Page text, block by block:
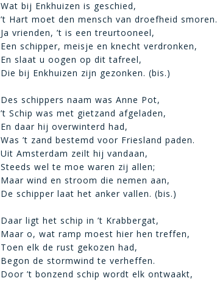
Wat bij Enkhuizen is geschied,
’t Hart moet den mensch van droefheid smoren.
Ja vrienden, ’t is een treurtooneel,
Een schipper, meisje en knecht verdronken,
En slaat u oogen op dit tafreel,
Die bij Enkhuizen zijn gezonken. (bis.)
Des schippers naam was Anne Pot,
’t Schip was met gietzand afgeladen,
En daar hij overwinterd had,
Was ’t zand bestemd voor Friesland paden.
Uit Amsterdam zeilt hij vandaan,
Steeds wel te moe waren zij allen;
Maar wind en stroom die nemen aan,
De schipper laat het anker vallen. (bis.)
Daar ligt het schip in ’t Krabbergat,
Maar o, wat ramp moest hier hen treffen,
Toen elk de rust gekozen had,
Begon de stormwind te verheffen.
Door ’t bonzend schip wordt elk ontwaakt,